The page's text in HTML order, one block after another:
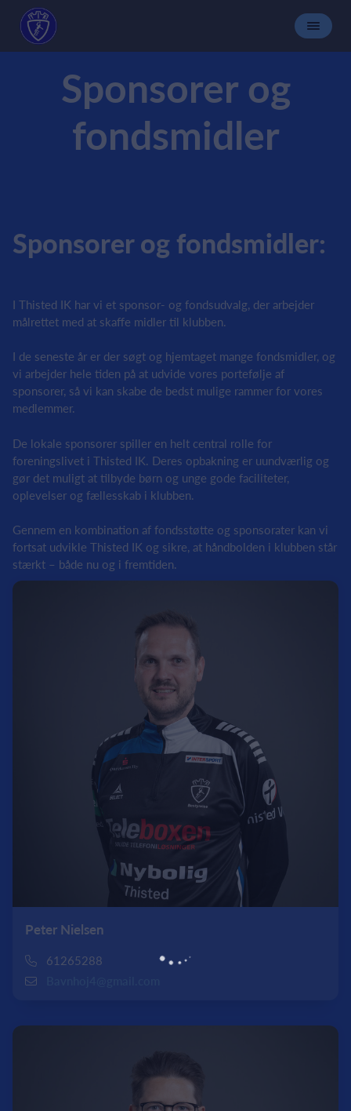
Sponsorer og
fondsmidler
Sponsorer og fondsmidler:
I Thisted IK har vi et sponsor- og fondsudvalg, der arbejder
målrettet med at skaffe midler til klubben.
I de seneste år er der søgt og hjemtaget mange fondsmidler, og
vi arbejder hele tiden på at udvide vores portefølje af
sponsorer, så vi kan skabe de bedst mulige rammer for vores
medlemmer.
De lokale sponsorer spiller en helt central rolle for
foreningslivet i Thisted IK. Deres opbakning er uundværlig og
gør det muligt at tilbyde børn og unge gode faciliteter,
oplevelser og fællesskab i klubben.
Gennem en kombination af fondsstøtte og sponsorater kan vi
fortsat udvikle Thisted IK og sikre, at håndbolden i klubben står
stærkt – både nu og i fremtiden.
Peter Nielsen
61265288